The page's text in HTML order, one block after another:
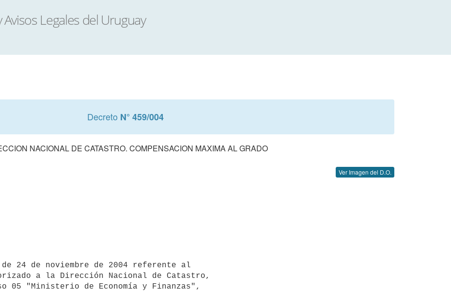
Decreto N° 459/004
NACIONAL DE CATASTRO. COMPENSACION MAXIMA AL GRADO
Ver Imagen del D.O.
24 de noviembre de 2004 referente al
a la Dirección Nacional de Catastro,
05 "Ministerio de Economía y Finanzas",